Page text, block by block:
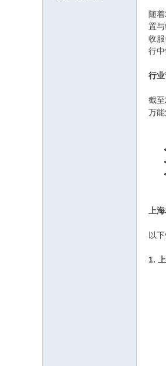
随
置
收
行中
行
截
万
上
以
1.